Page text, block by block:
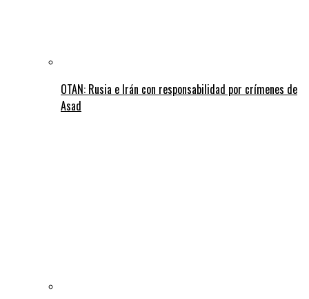
OTAN: Rusia e Irán con responsabilidad por crímenes de
Asad